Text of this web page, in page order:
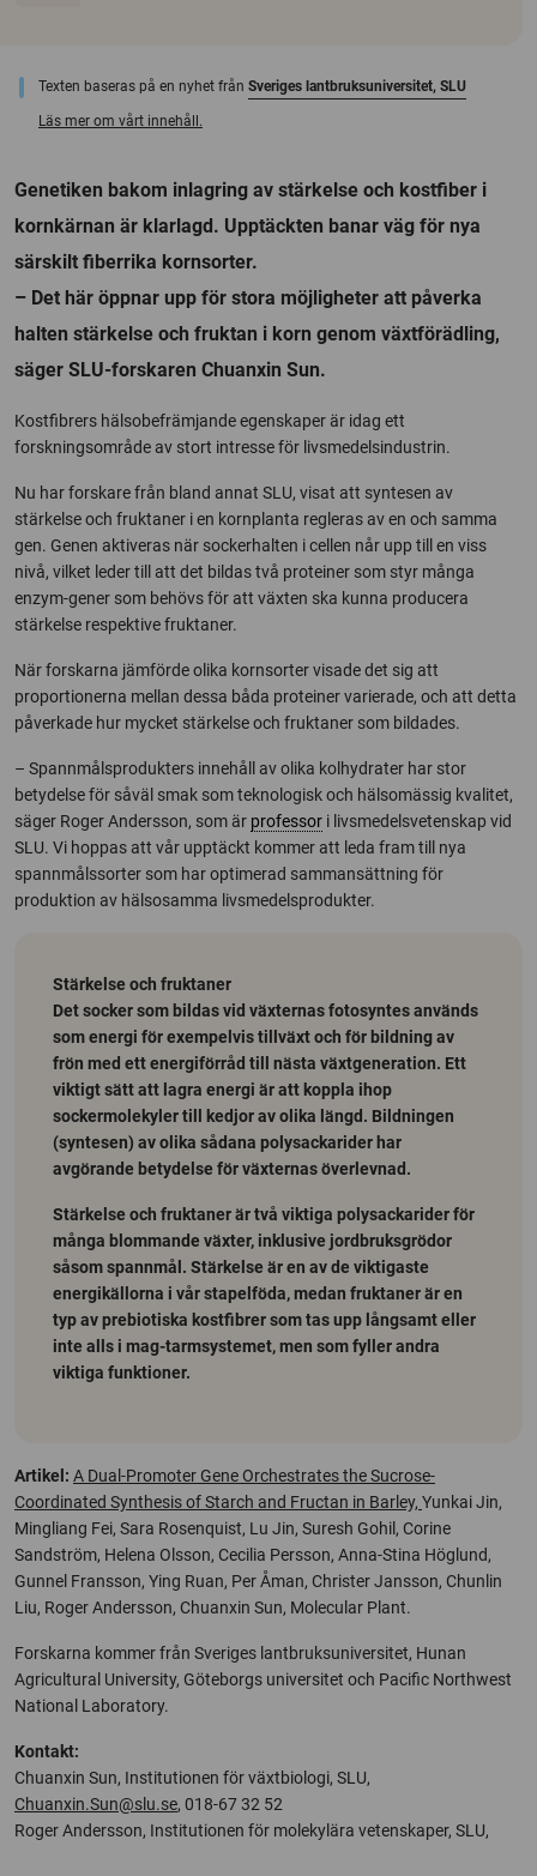
Texten baseras på en nyhet från Sveriges lantbruksuniversitet, SLU
Läs mer om vårt innehåll.
Genetiken bakom inlagring av stärkelse och kostfiber i
kornkärnan är klarlagd. Upptäckten banar väg för nya
särskilt fiberrika kornsorter.
– Det här öppnar upp för stora möjligheter att påverka
halten stärkelse och fruktan i korn genom växtförädling,
säger SLU-forskaren Chuanxin Sun.
Kostfibrers hälsobefrämjande egenskaper är idag ett
forskningsområde av stort intresse för livsmedelsindustrin.
Nu har forskare från bland annat SLU, visat att syntesen av
stärkelse och fruktaner i en kornplanta regleras av en och samma
gen. Genen aktiveras när sockerhalten i cellen når upp till en viss
nivå, vilket leder till att det bildas två proteiner som styr många
enzym-gener som behövs för att växten ska kunna producera
stärkelse respektive fruktaner.
När forskarna jämförde olika kornsorter visade det sig att
proportionerna mellan dessa båda proteiner varierade, och att detta
påverkade hur mycket stärkelse och fruktaner som bildades.
– Spannmålsprodukters innehåll av olika kolhydrater har stor
betydelse för såväl smak som teknologisk och hälsomässig kvalitet,
säger Roger Andersson, som är professor i livsmedelsvetenskap vid
SLU. Vi hoppas att vår upptäckt kommer att leda fram till nya
spannmålssorter som har optimerad sammansättning för
produktion av hälsosamma livsmedelsprodukter.
Stärkelse och fruktaner
Det socker som bildas vid växternas fotosyntes används
som energi för exempelvis tillväxt och för bildning av
frön med ett energiförråd till nästa växtgeneration. Ett
viktigt sätt att lagra energi är att koppla ihop
sockermolekyler till kedjor av olika längd. Bildningen
(syntesen) av olika sådana polysackarider har
avgörande betydelse för växternas överlevnad.
Stärkelse och fruktaner är två viktiga polysackarider för
många blommande växter, inklusive jordbruksgrödor
såsom spannmål. Stärkelse är en av de viktigaste
energikällorna i vår stapelföda, medan fruktaner är en
typ av prebiotiska kostfibrer som tas upp långsamt eller
inte alls i mag-tarmsystemet, men som fyller andra
viktiga funktioner.
Artikel: A Dual-Promoter Gene Orchestrates the Sucrose-
Coordinated Synthesis of Starch and Fructan in Barley, Yunkai Jin,
Mingliang Fei, Sara Rosenquist, Lu Jin, Suresh Gohil, Corine
Sandström, Helena Olsson, Cecilia Persson, Anna-Stina Höglund,
Gunnel Fransson, Ying Ruan, Per Åman, Christer Jansson, Chunlin
Liu, Roger Andersson, Chuanxin Sun, Molecular Plant.
Forskarna kommer från Sveriges lantbruksuniversitet, Hunan
Agricultural University, Göteborgs universitet och Pacific Northwest
National Laboratory.
Kontakt:
Chuanxin Sun, Institutionen för växtbiologi, SLU,
Chuanxin.Sun@slu.se, 018-67 32 52
Roger Andersson, Institutionen för molekylära vetenskaper, SLU,